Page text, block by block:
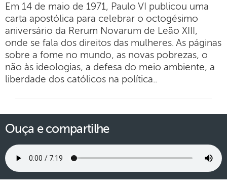
Em 14 de maio de 1971, Paulo VI publicou uma
carta apostólica para celebrar o octogésimo
aniversário da Rerum Novarum de Leão XIII,
onde se fala dos direitos das mulheres. As páginas
sobre a fome no mundo, as novas pobrezas, o
não às ideologias, a defesa do meio ambiente, a
liberdade dos católicos na política..
Ouça e compartilhe